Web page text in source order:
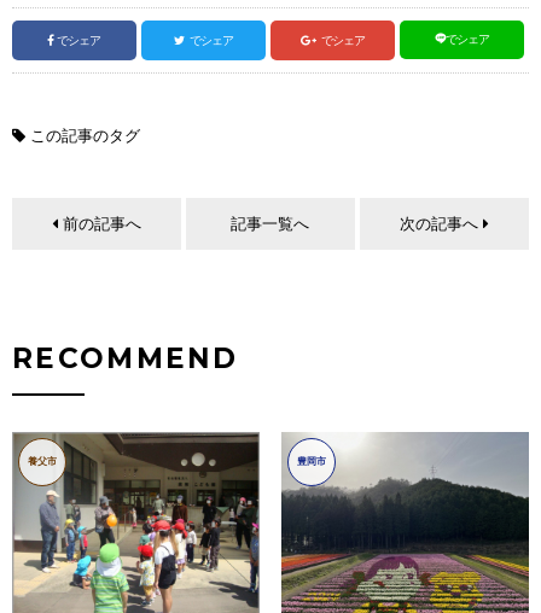
でシェア でシェア でシェア でシェア
この記事のタグ
前の記事へ 記事一覧へ 次の記事へ
RECOMMEND
養父市 豊岡市